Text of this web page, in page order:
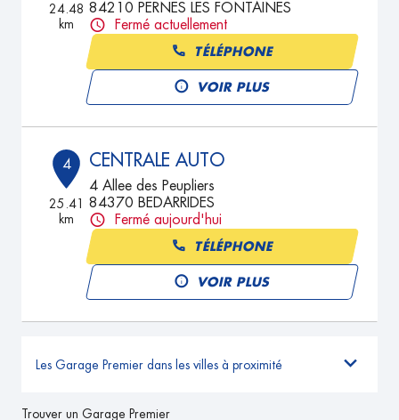
24.48
km
84210 PERNES LES FONTAINES
Fermé actuellement
TÉLÉPHONE
VOIR PLUS
4
25.41
km
CENTRALE AUTO
4 Allee des Peupliers
84370 BEDARRIDES
Fermé aujourd'hui
TÉLÉPHONE
VOIR PLUS
Les Garage Premier dans les villes à proximité
Trouver un Garage Premier